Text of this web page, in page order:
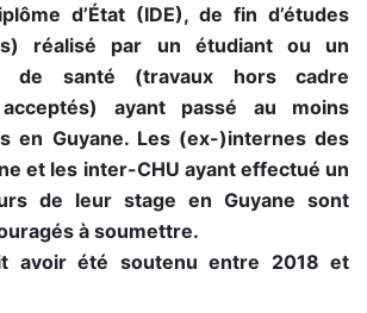
d’État (IDE), de fin d’études
réalisé par un étudiant ou un
de santé (travaux hors cadre
ayant passé au moins
en Guyane. Les (ex-)internes des
et les inter-CHU ayant effectué un
de leur stage en Guyane sont
à soumettre.
avoir été soutenu entre 2018 et